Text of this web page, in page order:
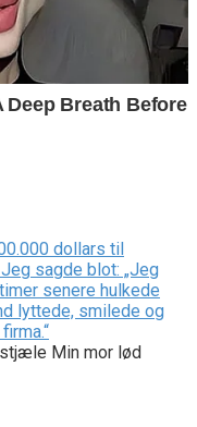
dollars til
sagde blot: „Jeg
senere hulkede
lyttede, smilede og
Min mor lød